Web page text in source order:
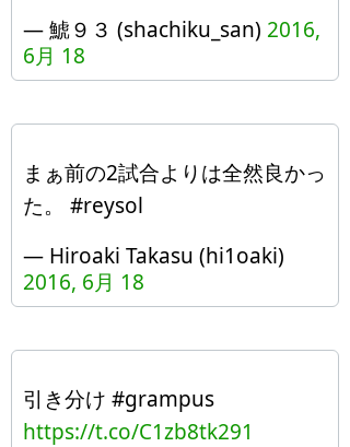
— 鯱９３ (shachiku_san) 2016,
6月 18
まぁ前の2試合よりは全然良かっ
た。 #reysol
— Hiroaki Takasu (hi1oaki)
2016, 6月 18
引き分け #grampus
https://t.co/C1zb8tk291